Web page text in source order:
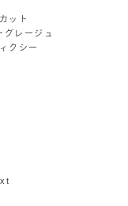
ット
レージュ
クシー